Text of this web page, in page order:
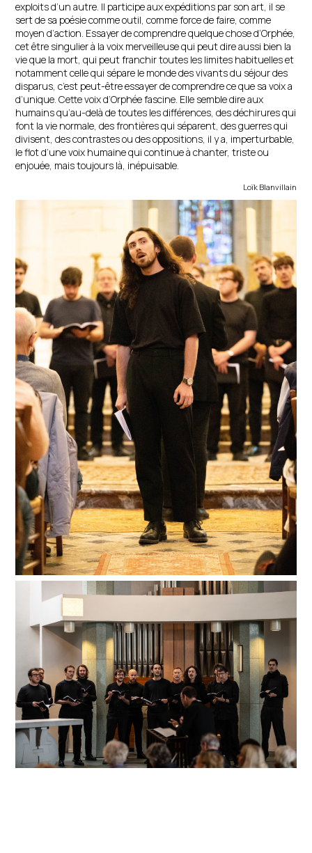
exploits d’un autre. Il participe aux expéditions par son art, il se
sert de sa poésie comme outil, comme force de faire, comme
moyen d’action. Essayer de comprendre quelque chose d’Orphée,
cet être singulier à la voix merveilleuse qui peut dire aussi bien la
vie que la mort, qui peut franchir toutes les limites habituelles et
notamment celle qui sépare le monde des vivants du séjour des
disparus, c’est peut-être essayer de comprendre ce que sa voix a
d’unique. Cette voix d’Orphée fascine. Elle semble dire aux
humains qu’au-delà de toutes les différences, des déchirures qui
font la vie normale, des frontières qui séparent, des guerres qui
divisent, des contrastes ou des oppositions, il y a, imperturbable,
le flot d’une voix humaine qui continue à chanter, triste ou
enjouée, mais toujours là, inépuisable.
Loïk Blanvillain